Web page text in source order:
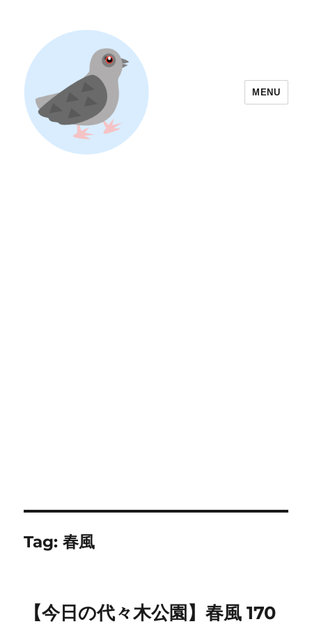
MENU
Tag:春風
【今日の代々木公園】春風 170